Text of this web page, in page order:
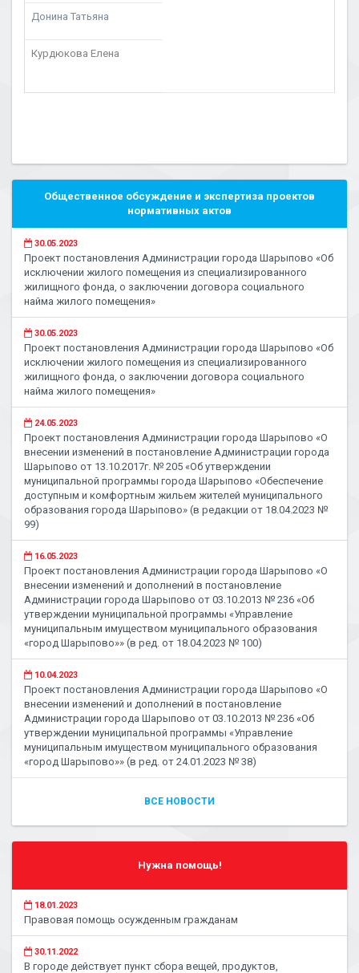
Донина Татьяна
Курдюкова Елена
Общественное обсуждение и экспертиза проектов
нормативных актов
30.05.2023
Проект постановления Администрации города Шарыпово «Об
исключении жилого помещения из специализированного
жилищного фонда, о заключении договора социального
найма жилого помещения»
30.05.2023
Проект постановления Администрации города Шарыпово «Об
исключении жилого помещения из специализированного
жилищного фонда, о заключении договора социального
найма жилого помещения»
24.05.2023
Проект постановления Администрации города Шарыпово «О
внесении изменений в постановление Администрации города
Шарыпово от 13.10.2017г. № 205 «Об утверждении
муниципальной программы города Шарыпово «Обеспечение
доступным и комфортным жильем жителей муниципального
образования города Шарыпово» (в редакции от 18.04.2023 №
99)
16.05.2023
Проект постановления Администрации города Шарыпово «О
внесении изменений и дополнений в постановление
Администрации города Шарыпово от 03.10.2013 № 236 «Об
утверждении муниципальной программы «Управление
муниципальным имуществом муниципального образования
«город Шарыпово»» (в ред. от 18.04.2023 № 100)
10.04.2023
Проект постановления Администрации города Шарыпово «О
внесении изменений и дополнений в постановление
Администрации города Шарыпово от 03.10.2013 № 236 «Об
утверждении муниципальной программы «Управление
муниципальным имуществом муниципального образования
«город Шарыпово»» (в ред. от 24.01.2023 № 38)
ВСЕ НОВОСТИ
Нужна помощь!
18.01.2023
Правовая помощь осужденным гражданам
30.11.2022
В городе действует пункт сбора вещей, продуктов,